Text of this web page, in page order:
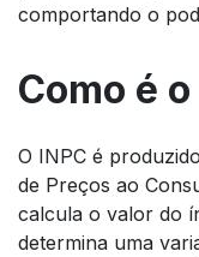
comportando o
Como é
O INPC é
de Preços ao
calcula o valor do
determina uma